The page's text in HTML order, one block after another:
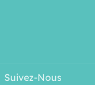
Suivez-Nous